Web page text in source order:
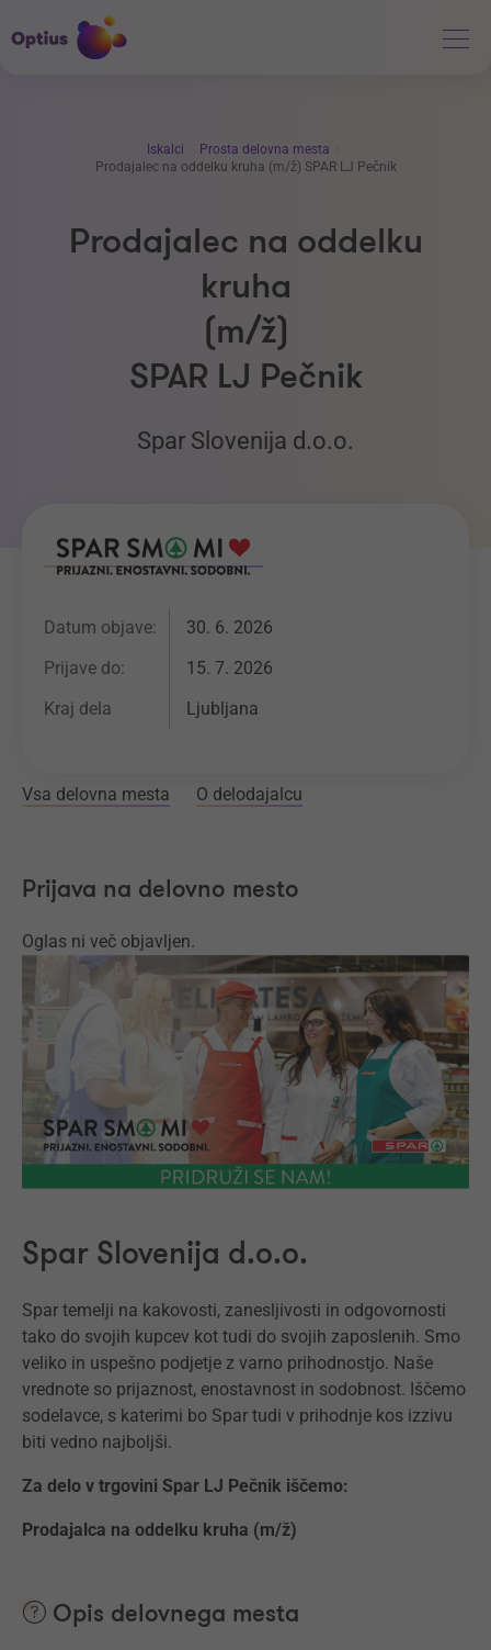
Iskalci
Prosta delovna mesta
Prodajalec na oddelku kruha (m/ž) SPAR LJ Pečnik
Prodajalec na oddelku
kruha
(m/ž)
SPAR LJ Pečnik
Spar Slovenija d.o.o.
Datum objave:
30. 6. 2026
Prijave do:
15. 7. 2026
Kraj dela
Ljubljana
Vsa delovna mesta O delodajalcu
Prijava na delovno mesto
Oglas ni več objavljen.
Spar Slovenija d.o.o.
Spar temelji na kakovosti, zanesljivosti in odgovornosti
tako do svojih kupcev kot tudi do svojih zaposlenih. Smo
veliko in uspešno podjetje z varno prihodnostjo. Naše
vrednote so prijaznost, enostavnost in sodobnost. Iščemo
sodelavce, s katerimi bo Spar tudi v prihodnje kos izzivu
biti vedno najboljši.
Za delo v trgovini Spar LJ Pečnik iščemo:
Prodajalca na oddelku kruha (m/ž)
Opis delovnega mesta